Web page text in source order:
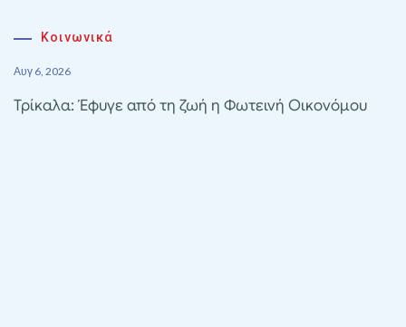
Κοινωνικά
Αυγ 6, 2026
Τρίκαλα: Έφυγε από τη ζωή η Φωτεινή Οικονόμου